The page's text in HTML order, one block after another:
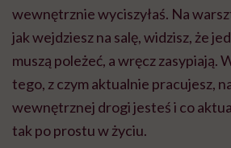
wewnętrznie wyciszyłaś. Na
jak wejdziesz na salę, widzisz, że
muszą poleżeć, a wręcz zasypiają.
tego, z czym aktualnie pracujesz,
wewnętrznej drogi jesteś i co
tak po prostu w życiu.